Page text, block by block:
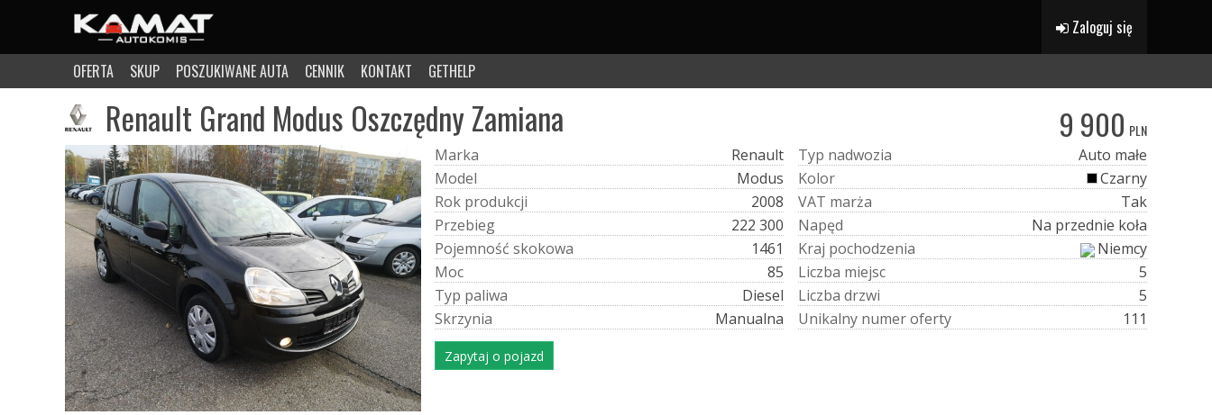
Zaloguj się
OFERTA SKUP POSZUKIWANE AUTA CENNIK KONTAKT GETHELP
Renault Grand Modus Oszczędny Zamiana 9 900 PLN
Marka
Renault
Model
Modus
Rok produkcji
2008
Przebieg
222 300
Pojemność skokowa
1461
Moc
85
Typ paliwa
Diesel
Skrzynia Manualna
Typ nadwozia
Auto małe
Kolor
Czarny
VAT marża
Tak
Napęd
Na przednie koła
Kraj pochodzenia
Niemcy
Liczba miejsc
5
Liczba drzwi
5
Unikalny numeroferty 111
Zapytaj o pojazd